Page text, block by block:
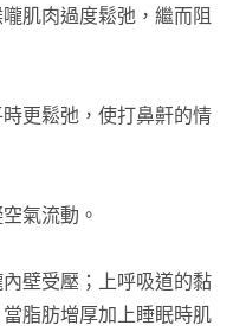
肌肉過度鬆弛，繼而阻
更鬆弛，使打鼻鼾的情
氣流動。
壁受壓；上呼吸道的黏
脂肪增厚加上睡眠時肌